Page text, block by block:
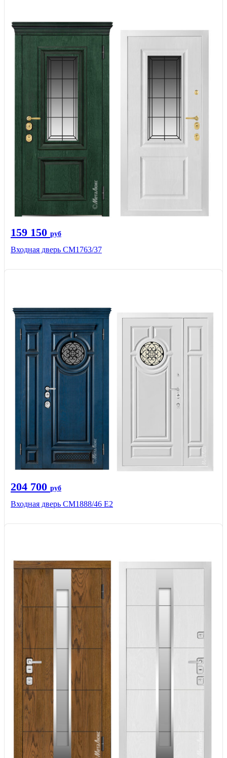
159 150 руб
Входная дверь СМ1763/37
204 700 руб
Входная дверь СМ1888/46 Е2